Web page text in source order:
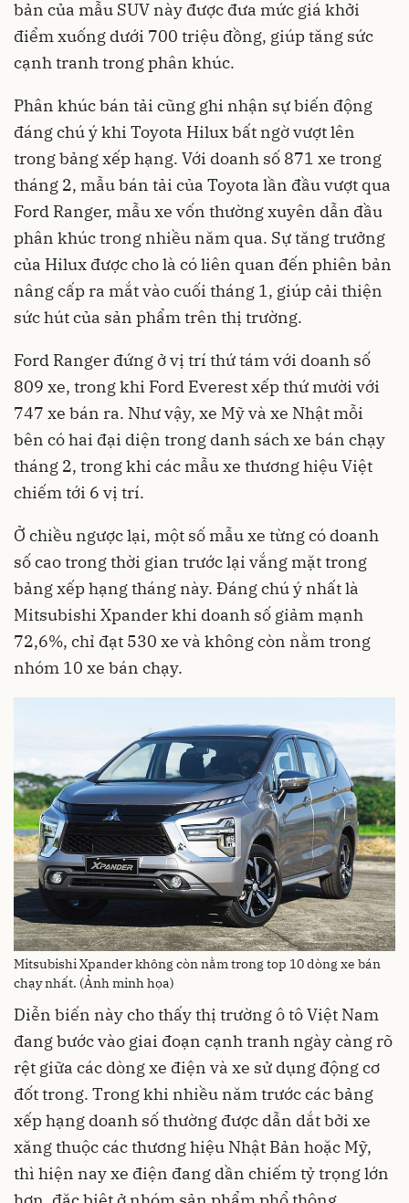
bản của mẫu SUV này được đưa mức giá khởi
điểm xuống dưới 700 triệu đồng, giúp tăng sức
cạnh tranh trong phân khúc.
Phân khúc bán tải cũng ghi nhận sự biến động
đáng chú ý khi Toyota Hilux bất ngờ vượt lên
trong bảng xếp hạng. Với doanh số 871 xe trong
tháng 2, mẫu bán tải của Toyota lần đầu vượt qua
Ford Ranger, mẫu xe vốn thường xuyên dẫn đầu
phân khúc trong nhiều năm qua. Sự tăng trưởng
của Hilux được cho là có liên quan đến phiên bản
nâng cấp ra mắt vào cuối tháng 1, giúp cải thiện
sức hút của sản phẩm trên thị trường.
Ford Ranger đứng ở vị trí thứ tám với doanh số
809 xe, trong khi Ford Everest xếp thứ mười với
747 xe bán ra. Như vậy, xe Mỹ và xe Nhật mỗi
bên có hai đại diện trong danh sách xe bán chạy
tháng 2, trong khi các mẫu xe thương hiệu Việt
chiếm tới 6 vị trí.
Ở chiều ngược lại, một số mẫu xe từng có doanh
số cao trong thời gian trước lại vắng mặt trong
bảng xếp hạng tháng này. Đáng chú ý nhất là
Mitsubishi Xpander khi doanh số giảm mạnh
72,6%, chỉ đạt 530 xe và không còn nằm trong
nhóm 10 xe bán chạy.
Mitsubishi Xpander không còn nằm trong top 10 dòng xe bán
chạy nhất. (Ảnh minh họa)
Diễn biến này cho thấy thị trường ô tô Việt Nam
đang bước vào giai đoạn cạnh tranh ngày càng rõ
rệt giữa các dòng xe điện và xe sử dụng động cơ
đốt trong. Trong khi nhiều năm trước các bảng
xếp hạng doanh số thường được dẫn dắt bởi xe
xăng thuộc các thương hiệu Nhật Bản hoặc Mỹ,
thì hiện nay xe điện đang dần chiếm tỷ trọng lớn